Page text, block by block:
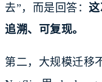
去”，而是回答：
追溯、可复现。
第二，大规模迁移